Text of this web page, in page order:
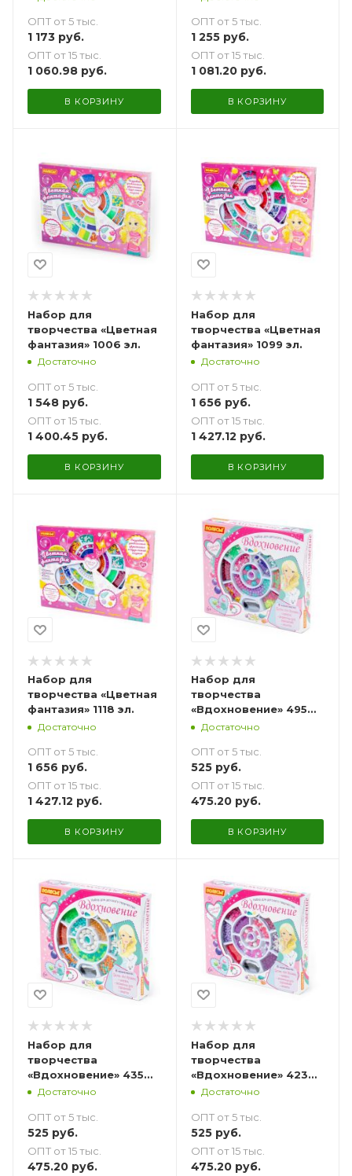
ОПТ от 5 тыс.
1 173 руб.
ОПТ от 15 тыс.
1 060.98 руб.
В КОРЗИНУ
ОПТ от 5 тыс.
1 255руб.
ОПТ от 15 тыс.
1 081.20руб.
В КОРЗИНУ
Набор для
творчества «Цветная
фантазия» 1006 эл.
Достаточно
ОПТ от 5 тыс.
1 548 руб.
ОПТ от 15 тыс.
1 400.45 руб.
В КОРЗИНУ
Набор для
творчества «Цветная
фантазия» 1099 эл.
Достаточно
ОПТ от 5 тыс.
1 656 руб.
ОПТ от 15 тыс.
1 427.12 руб.
В КОРЗИНУ
Набор для
творчества «Цветная
фантазия» 1118 эл.
Достаточно
ОПТ от 5 тыс.
1 656 руб.
ОПТ от 15 тыс.
1 427.12 руб.
В КОРЗИНУ
Набор для
творчества
«Вдохновение» 495
эл.Достаточно
ОПТ от 5 тыс.
525руб.
ОПТ от 15 тыс.
475.20руб.
В КОРЗИНУ
Набор для
творчества
«Вдохновение» 435
эл.Достаточно
ОПТ от 5 тыс.
525 руб.
ОПТ от 15 тыс.
475.20 руб.
Набор для
творчества
«Вдохновение» 423
эл.Достаточно
ОПТ от 5 тыс.
525руб.
ОПТ от 15 тыс.
475.20руб.